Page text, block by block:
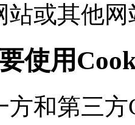
站或其他
使用
方和第三